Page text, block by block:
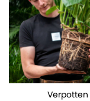
Verpotten